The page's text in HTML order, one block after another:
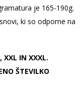
je 165-190g.
ki so odporne na
IN XXXL.
ŠTEVILKO